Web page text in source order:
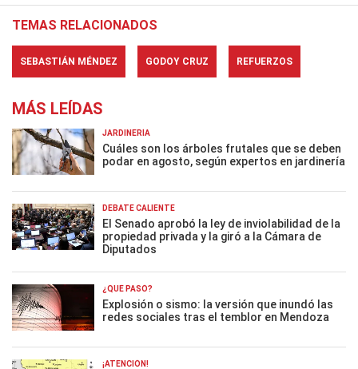
TEMAS RELACIONADOS
SEBASTIÁN MÉNDEZ GODOY CRUZ REFUERZOS
MÁS LEÍDAS
JARDINERÍA
Cuáles son los árboles frutales que se deben
podar en agosto, según expertos en jardinería
DEBATE CALIENTE
El Senado aprobó la ley de inviolabilidad de la
propiedad privada y la giró a la Cámara de
Diputados
¿QUÉ PASÓ?
Explosión o sismo: la versión que inundó las
redes sociales tras el temblor en Mendoza
¡ATENCIÓN!